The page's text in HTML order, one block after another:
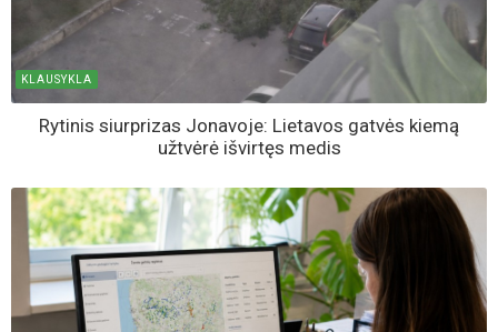
KLAUSYKLA
Rytinis siurprizas Jonavoje: Lietavos gatvės kiemą
užtvėrė išvirtęs medis